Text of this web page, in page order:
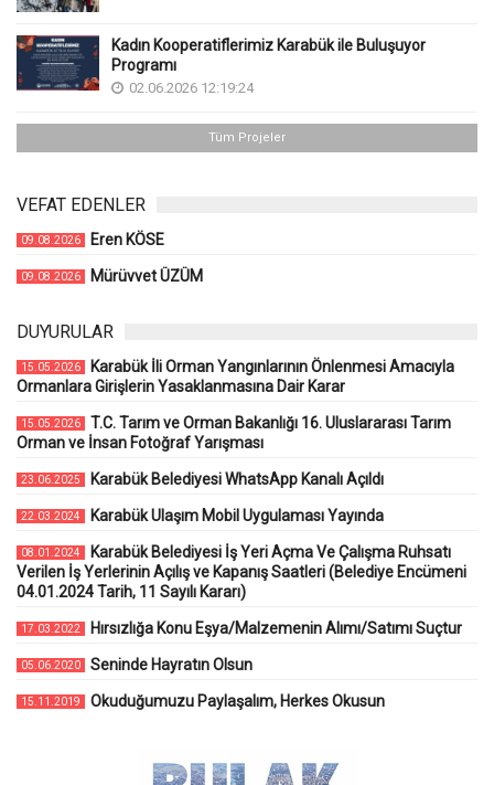
Kadın Kooperatiflerimiz Karabük ile Buluşuyor
Programı
02.06.2026 12:19:24
Tüm Projeler
VEFAT EDENLER
09.08.2026 Eren KÖSE
09.08.2026 Mürüvvet ÜZÜM
DUYURULAR
15.05.2026
Karabük İli Orman Yangınlarının Önlenmesi Amacıyla
Ormanlara Girişlerin Yasaklanmasına Dair Karar
15.05.2026
T.C. Tarım ve Orman Bakanlığı 16. Uluslararası Tarım
Orman ve İnsan Fotoğraf Yarışması
23.06.2025 Karabük Belediyesi WhatsApp Kanalı Açıldı
22.03.2024 Karabük Ulaşım Mobil Uygulaması Yayında
08.01.2024
Karabük Belediyesi İş Yeri Açma Ve Çalışma Ruhsatı
Verilen İş Yerlerinin Açılış ve Kapanış Saatleri (Belediye Encümeni
04.01.2024 Tarih, 11 Sayılı Kararı)
17.03.2022 Hırsızlığa Konu Eşya/Malzemenin Alımı/Satımı Suçtur
05.06.2020 Seninde Hayratın Olsun
15.11.2019 Okuduğumuzu Paylaşalım, Herkes Okusun